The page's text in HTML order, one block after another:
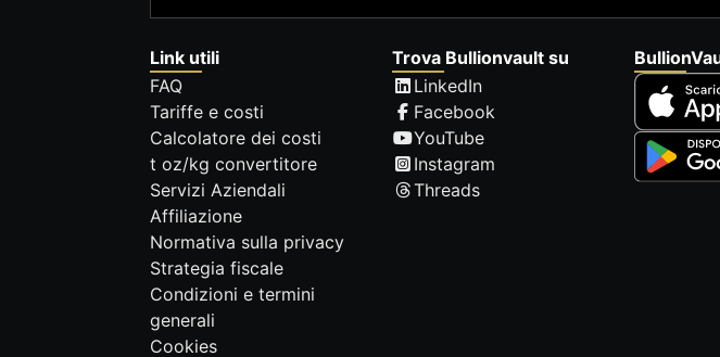
Link utili
FAQ
Tariffe e costi
Calcolatore dei costi
t oz/kg convertitore
Servizi Aziendali
Affiliazione
Normativa sulla privacy
Strategia fiscale
Condizioni e termini
generali
Cookies
Trova Bullionvault su
LinkedIn
Facebook
YouTube
Instagram
Threads